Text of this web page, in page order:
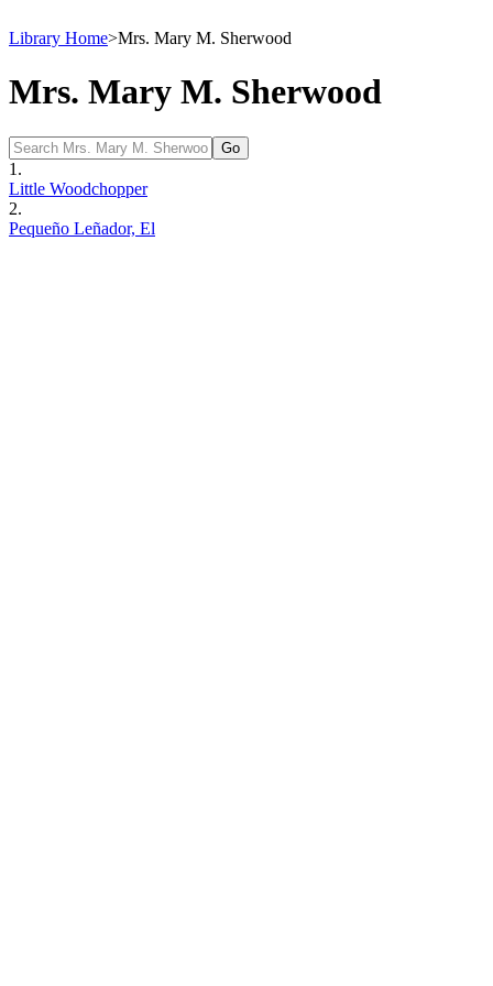
Library Home>Mrs. Mary M. Sherwood
Mrs. Mary M. Sherwood
1.
Little Woodchopper
2.
Pequeño Leñador, El